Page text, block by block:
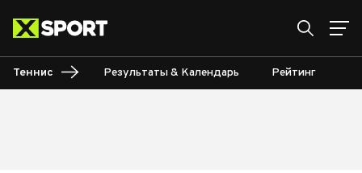
Теннис Результаты & Календарь Рейтинг